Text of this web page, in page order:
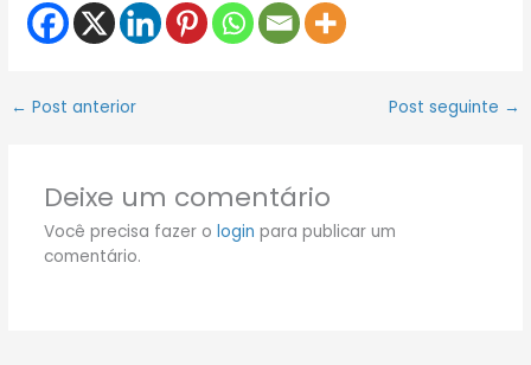
← Post anterior Post seguinte →
Deixe um comentário
Você precisa fazer o login para publicar um
comentário.